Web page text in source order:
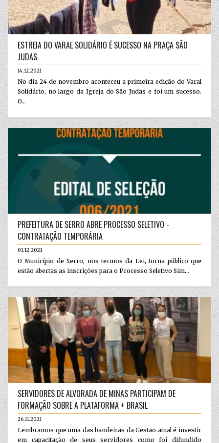
ESTREIA DO VARAL SOLIDÁRIO É SUCESSO NA PRAÇA SÃO
JUDAS
14.12.2021
No dia 24 de novembro aconteceu a primeira edição do Varal
Solidário, no largo da Igreja do São Judas e foi um sucesso.
O...
PREFEITURA DE SERRO ABRE PROCESSO SELETIVO -
CONTRATAÇÃO TEMPORÁRIA
01.12.2021
O Município de Serro, nos termos da Lei, torna público que
estão abertas as inscrições para o Processo Seletivo Sim...
SERVIDORES DE ALVORADA DE MINAS PARTICIPAM DE
FORMAÇÃO SOBRE A PLATAFORMA + BRASIL
26.11.2021
Lembramos que uma das bandeiras da Gestão atual é investir
em capacitação de seus servidores como foi difundido